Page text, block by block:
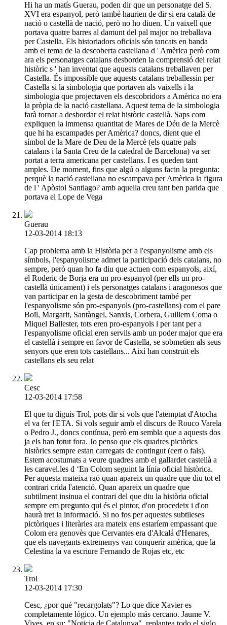
Hi ha un matís Guerau, poden dir que un personatge del S.
XVI era espanyol, però també haurien de dir si era català de
nació o castellà de nació, però no ho diuen. Un vaixell que
portava quatre barres al damunt del pal major no treballava
per Castella. Els historiadors oficials són tancats en banda
amb el tema de la descoberta castellana d ' Amèrica però com
ara els personatges catalans desborden la comprensió del relat
històric s ' han inventat que aquests catalans treballaven per
Castella. És impossible que aquests catalans treballessin per
Castella si la simbologia que portaven als vaixells i la
simbologia que projectaven els descobridors a Amèrica no era
la pròpia de la nació castellana. Aquest tema de la simbologia
farà tornar a desbordar el relat històric castellà. Saps com
expliquen la immensa quantitat de Mares de Déu de la Mercè
que hi ha escampades per Amèrica? doncs, dient que el
símbol de la Mare de Deu de la Mercè (els quatre pals
catalans i la Santa Creu de la catedral de Barcelona) va ser
portat a terra americana per castellans. I es queden tant
amples. De moment, fins que algú o alguns facin la pregunta:
perquè la nació castellana no escampava per Amèrica la figura
de l ' Apòstol Santiago? amb aquella creu tant ben parida que
portava el Lope de Vega
Guerau
12-03-2014 18:13
Cap problema amb la Història per a l'espanyolisme amb els
símbols, l'espanyolisme admet la participació dels catalans, no
sempre, però quan ho fa diu que actuen com espanyols, així,
el Roderic de Borja era un pro-espanyol (per ells un pro-
castellà únicament) i els personatges catalans i aragonesos que
van participar en la gesta de descobriment també per
l'espanyolisme són pro-espanyols (pro-castellans) com el pare
Boïl, Margarit, Santàngel, Sanxis, Corbera, Guillem Coma o
Miquel Ballester, tots eren pro-espanyols i per tant per a
l'espanyolisme oficial eren servils amb un poder major que era
el castellà i sempre en favor de Castella, se sobmetien als seus
senyors que eren tots castellans... Així han construït els
castellans els seu relat
Cesc
12-03-2014 17:58
El que tu diguis Trol, pots dir si vols que l'atemptat d'Atocha
el va fer l'ETA. Si vols seguir amb el discurs de Rouco Varela
o Pedro J., doncs contínua, però em sembla que a aquests dos
ja els han fotut fora. Jo penso que els quadres pictòrics
històrics sempre estan carregats de contingut (cert o fals).
Estem acostumats a veure quadres amb el gallardet castellà a
les caravel.les d ‘En Colom seguint la línia oficial històrica.
Per aquesta mateixa raó quan apareix un quadre que diu tot el
contrari crida l'atenció. Quan apareix un quadre que
subtilment insinua el contrari del que diu la història oficial
sempre em pregunto qui és el pintor, d'on procedeix i d'on
haurà tret la informació. Si no fos per aquestes subtileses
pictòriques i literàries ara mateix ens estaríem empassant que
Colom era genovès que Cervantes era d'Alcalá d'Henares,
que els navegants extremenys van conquerir amèrica, que la
Celestina la va escriure Fernando de Rojas etc, etc
Trol
12-03-2014 17:30
Cesc, ¿por qué "recargolats"? Lo que dice Xavier es
completamente lógico. Un ejemplo más cercano. Jaume V.